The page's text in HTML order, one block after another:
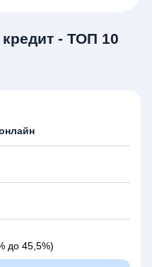
- ТОП 10
до 45,5%)